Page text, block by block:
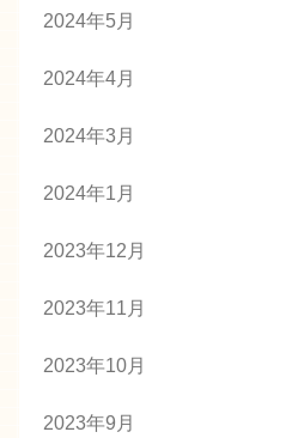
2024年5月
2024年4月
2024年3月
2024年1月
2023年12月
2023年11月
2023年10月
2023年9月